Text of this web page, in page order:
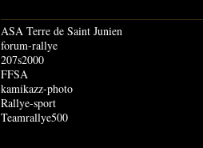
ASA Terre de Saint Junien
forum-rallye
207s2000
FFSA
kamikazz-photo
Rallye-sport
Teamrallye500